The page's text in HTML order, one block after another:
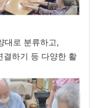
대로 분류하고,
결하기 등 다양한 활